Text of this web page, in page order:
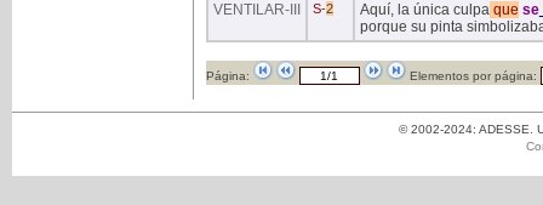
VENTILAR-III S-2 Aquí, la única culpaque se
porque su pinta
Página: Elementos por página:
© 2002-2024: ADESSE.